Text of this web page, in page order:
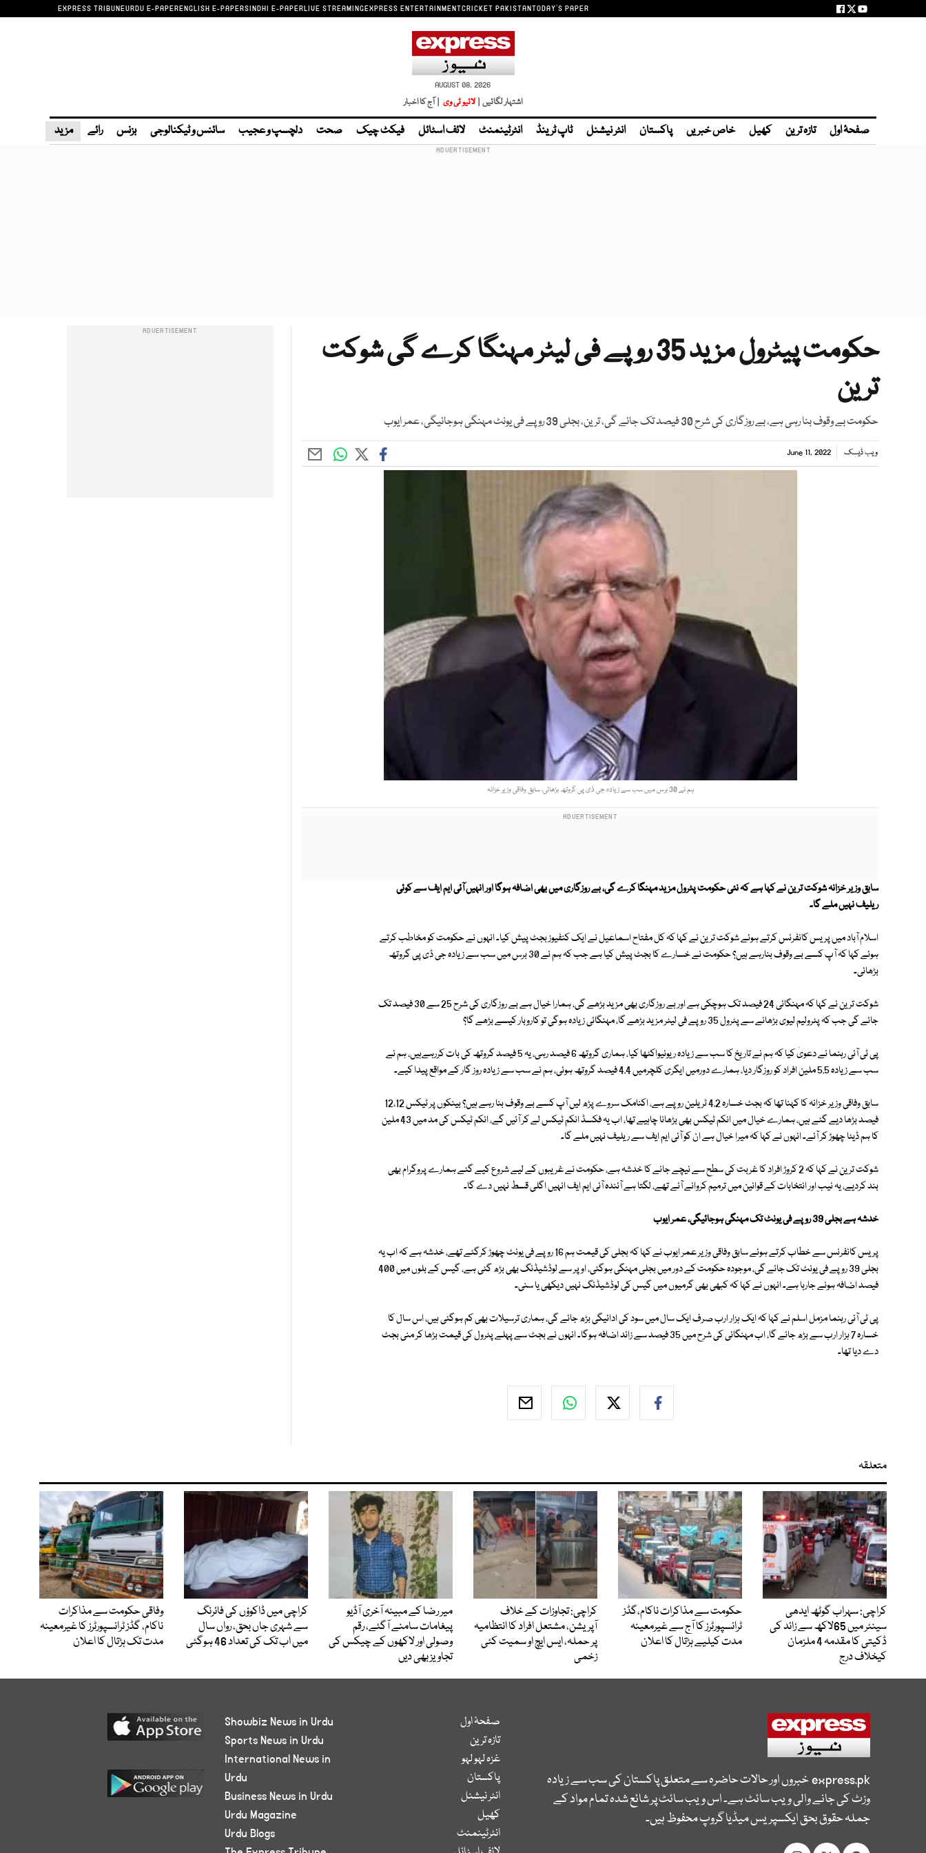
EXPRESS TRIBUNEURDU E-PAPERENGLISH E-PAPERSINDHI E-PAPERLIVE STREAMINGEXPRESS ENTERTAINMENTCRICKET PAKISTANTODAY'S PAPER
AUGUST 08, 2026
اشتہار لگائیں | لائیو ٹی وی | آج کا اخبار
صفحۂ اول تازہ ترین کھیل خاص خبریں پاکستان انٹر نیشنل ٹاپ ٹرینڈ انٹرٹینمنٹ لائف اسٹائل فیکٹ چیک صحت دلچسپ و عجیب سائنس و ٹیکنالوجی بزنس رائے مزید
حکومت پیٹرول مزید 35 روپے فی لیٹر مہنگا کرے گی شوکت
ترین
حکومت بے وقوف بنا رہی ہے، بے روزگاری کی شرح 30 فیصد تک جائے گی، ترین، بجلی 39 روپے فی یونٹ مہنگی ہوجائیگی، عمر ایوب
ویب ڈیسک June 11, 2022
ہم نے 30 برس میں سب سے زیادہ جی ڈی پی گروتھ بڑھائی، سابق وفاقی وزیر خزانہ
سابق وزیر خزانہ شوکت ترین نے کہا ہے کہ نئی حکومت پٹرول مزید مہنگا کرے گی، بے روزگاری میں بھی اضافہ ہوگا اور انہیں آئی ایم ایف سے کوئی
ریلیف نہیں ملے گا۔
اسلام آباد میں پریس کانفرنس کرتے ہوئے شوکت ترین نے کہا کہ کل مفتاح اسماعیل نے ایک کنفیوز بجٹ پیش کیا۔ انہوں نے حکومت کو مخاطب کرتے
ہوئے کہا کہ آپ کسے بے وقوف بنارہے ہیں؟ حکومت نے خسارے کا بجٹ پیش کیا ہے جب کہ ہم نے 30 برس میں سب سے زیادہ جی ڈی پی گروتھ
بڑھائی۔
شوکت ترین نے کہا کہ مہنگائی 24 فیصد تک ہوچکی ہے اور بے روزگاری بھی مزید بڑھے گی، ہمارا خیال ہے بے روزگاری کی شرح 25 سے 30 فیصد تک
جائے گی جب کہ پٹرولیم لیوی بڑھانے سے پٹرول 35 روپے فی لیٹر مزید بڑھے گا، مہنگائی زیادہ ہوگی تو کاروبار کیسے بڑھے گا؟
پی ٹی آئی رہنما نے دعویٰ کیا کہ ہم نے تاریخ کا سب سے زیادہ ریونیواکٹھا کیا، ہماری گروتھ 6 فیصد رہی، یہ 5 فیصد گروتھ کی بات کررہےہیں، ہم نے
سب سے زیادہ 5.5 ملین افراد کو روزگار دیا، ہمارے دورمیں ایگری کلچرمیں 4.4 فیصد گروتھ ہوئی، ہم نے سب سے زیادہ روز گار کے مواقع پیدا کیے۔
سابق وفاقی وزیر خزانہ کا کہنا تھا کہ بجٹ خسارہ 4.2 ٹریلین روپے ہے، اکنامک سروے پڑھ لیں آپ کسے بے وقوف بنا رہے ہیں؟ بینکوں پر ٹیکس 12،12
فیصد بڑھا دیے گئے ہیں، ہمارے خیال میں انکم ٹیکس بھی بڑھانا چاہیے تھا، اب یہ فکسڈ انکم ٹیکس لے کر آئیں گے، انکم ٹیکس کی مد میں 43 ملین
کا ہم ڈیٹا چھوڑ کر آئے۔ انہوں نے کہا کہ میرا خیال ہے ان کو آئی ایم ایف سے ریلیف نہیں ملے گا۔
شوکت ترین نے کہا کہ 2 کروڑ افراد کا غربت کی سطح سے نیچے جانے کا خدشہ ہے، حکومت نے غریبوں کے لیے شروع کیے گئے ہمارے پروگرام بھی
بند کردیے، یہ نیب اور انتخابات کے قوانین میں ترمیم کروانے آئے تھے، لگتا ہے آئندہ آئی ایم ایف انہیں اگلی قسط نہیں دے گا۔
خدشہ ہے بجلی 39 روپے فی یونٹ تک مہنگی ہوجائیگی، عمر ایوب
پریس کانفرنس سے خطاب کرتے ہوئے سابق وفاقی وزیر عمر ایوب نے کہا کہ بجلی کی قیمت ہم 16 روپے فی یونٹ چھوڑ کرگئے تھے، خدشہ ہے کہ اب یہ
بجلی 39 روپے فی یونٹ تک جائے گی، موجودہ حکومت کے دور میں بجلی مہنگی ہوگئی، اوپر سے لوڈشیڈنگ بھی بڑھ گئی ہے، گیس کے بلوں میں 400
فیصد اضافہ ہونے جارہا ہے۔ انہوں نے کہا کہ کبھی بھی گرمیوں میں گیس کی لوڈشیڈنگ نہیں دیکھی یا سنی۔
پی ٹی آئی رہنما مزمل اسلم نے کہا کہ ایک ہزار ارب صرف ایک سال میں سود کی ادائیگی بڑھ جائے گی، ہماری ترسیلات بھی کم ہوگئی ہیں، اس سال کا
خسارہ 7 ہزار ارب سے بڑھ جائے گا، اب مہنگائی کی شرح میں 35 فیصد سے زائد اضافہ ہوگا۔ انہوں نے بجٹ سے پہلے پٹرول کی قیمت بڑھا کر منی بجٹ
دے دیا تھا۔
متعلقہ
کراچی: سہراب گوٹھ ایدھی
سینٹر میں 65لاکھ سے زائد کی
ڈکیتی کا مقدمہ 4 ملزمان
کیخلاف درج
حکومت سے مذاکرات ناکام،گڈز
ٹرانسپورٹرز کا آج سے غیرمعینہ
مدت کیلیے ہڑتال کا اعلان
کراچی: تجاوزات کے خلاف
آپریشن، مشتعل افراد کا انتظامیہ
پر حملہ، ایس ایچ او سمیت کئی
زخمی
میر رضا کے مبینہ آخری آڈیو
پیغامات سامنے آگئے، رقم
وصولی اور لاکھوں کے چیکس کی
تجاویز بھی دیں
کراچی میں ڈاکوؤں کی فائرنگ
سے شہری جاں بحق، رواں سال
میں اب تک کی تعداد 46 ہوگئی
وفاقی حکومت سے مذاکرات
ناکام، گڈز ٹرانسپورٹرز کا غیرمعینہ
مدت تک ہڑتال کا اعلان
express.pkخبروں اور حالات حاضرہ سے متعلق پاکستان کی سب سے زیادہ
وزٹ کی جانے والی ویب سائٹ ہے۔ اس ویب سائٹ پر شائع شدہ تمام مواد کے
جملہ حقوق بحق ایکسپریس میڈیا گروپ محفوظ ہیں۔
صفحۂ اول
تازہ ترین
غزہ لہو لہو
پاکستان
انٹر نیشنل
کھیل
انٹرٹینمنٹ
Showbiz News in Urdu
Sports News in Urdu
International News in
Urdu
Business News in Urdu
Urdu Magazine
Urdu Blogs